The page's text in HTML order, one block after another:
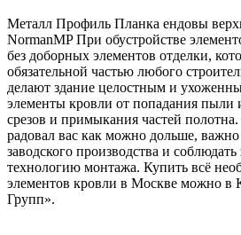
(ПЭ-01-
6005-
0.5)
Металл Профиль Планка ендовы
NormanMP При обустройстве
без доборных элементов отделки,
обязательной частью любого
делают здание целостным и
элементы кровли от попадания пыли
срезов и примыкания частей полотна.
радовал вас как можно дольше,
заводского производства и
технологию монтажа. Купить всё
элементов кровли в Москве можно в
Групп».